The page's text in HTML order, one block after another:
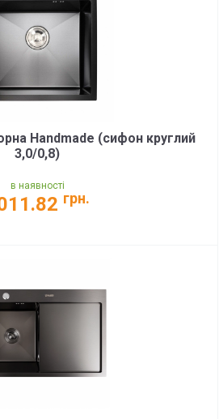
Handmade (сифон круглий
3,0/0,8)
в наявності
грн.